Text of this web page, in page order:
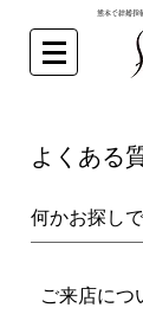
熊本で結婚指
よくある
ご来店につ